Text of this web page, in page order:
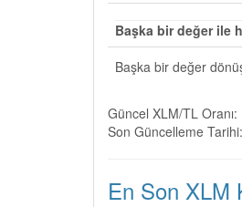
Başka bir değer ile
Başka bir değer
Güncel XLM/TL
Son Güncelleme
En Son XLM